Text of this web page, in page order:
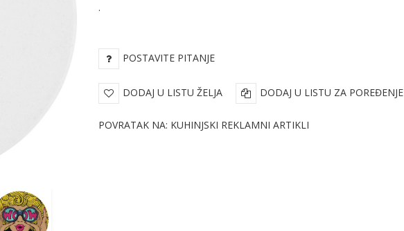
.
POSTAVITE PITANJE
DODAJ U LISTU ŽELJA DODAJ U LISTU ZA POREĐENJE
POVRATAK NA: KUHINJSKI REKLAMNI ARTIKLI